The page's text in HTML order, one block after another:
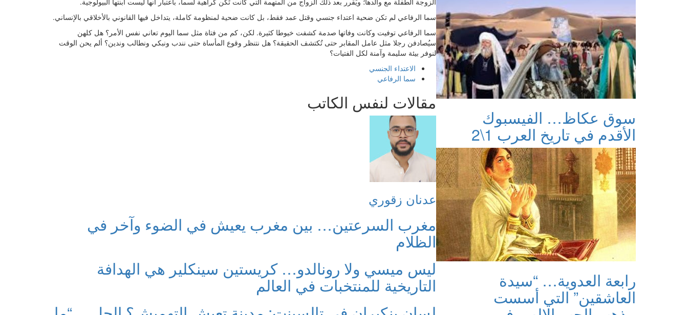
سما الرفاعي لم تكن ضحية اعتداء جنسي وقتل عمد فقط، بل كانت ضحية لمنظومة كاملة، يتداخل فيها القانوني بالأخلاقي بالإنساني.
سما الرفاعي توفيت وكانت وفاتها صدمة كشفت خيوطا كثيرة. لكن، كم من فتاة مثل سما اليوم تعاني نفس الأمر؟ هل كلهن
سيُصادفن رجلا مثل عامل المقابر حتى تُكتشف الحقيقة؟ هل نتنظر وقوع المأساة حتى نندب ونبكي ونطالب وندين؟ ألم يحن الوقت
لنوفر بيئة سليمة وآمنة لكل الفتيات؟
الاعتداء الجنسي
سما الرفاعي
مقالات لنفس الكاتب
عدنان زقوري
مغرب السرعتين… بين مغرب يعيش في الضوء وآخر في
الظلام
ليس ميسي ولا رونالدو… كريستين سينكلير هي الهدافة
التاريخية للمنتخبات في العالم
سوق عكاظ… الفيسبوك
الأقدم في تاريخ العرب 1\2
رابعة العدوية… “سيدة
العاشقين” التي أسست